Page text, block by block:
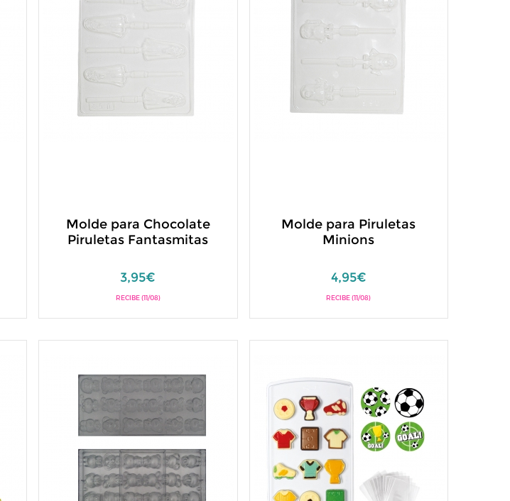
Molde para Chocolate
Piruletas Fantasmitas
3,95€
RECIBE (11/08)
Molde para Piruletas
Minions
4,95€
RECIBE (11/08)